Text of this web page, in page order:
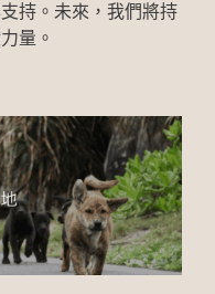
持。未來，我們將持
量。